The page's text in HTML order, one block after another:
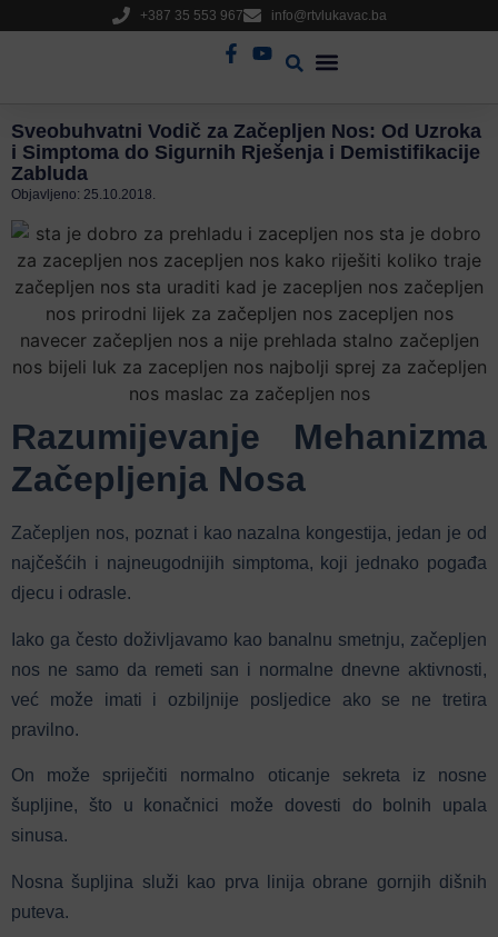
+387 35 553 967 info@rtvlukavac.ba
Sveobuhvatni Vodič za Začepljen Nos: Od Uzroka
i Simptoma do Sigurnih Rješenja i Demistifikacije
Zabluda
Objavljeno: 25.10.2018.
Razumijevanje Mehanizma
Začepljenja Nosa
Začepljen nos, poznat i kao nazalna kongestija, jedan je od
najčešćih i najneugodnijih simptoma, koji jednako pogađa
djecu i odrasle.
Iako ga često doživljavamo kao banalnu smetnju, začepljen
nos ne samo da remeti san i normalne dnevne aktivnosti,
već može imati i ozbiljnije posljedice ako se ne tretira
pravilno.
On može spriječiti normalno oticanje sekreta iz nosne
šupljine, što u konačnici može dovesti do bolnih upala
sinusa.
Nosna šupljina služi kao prva linija obrane gornjih dišnih
puteva.